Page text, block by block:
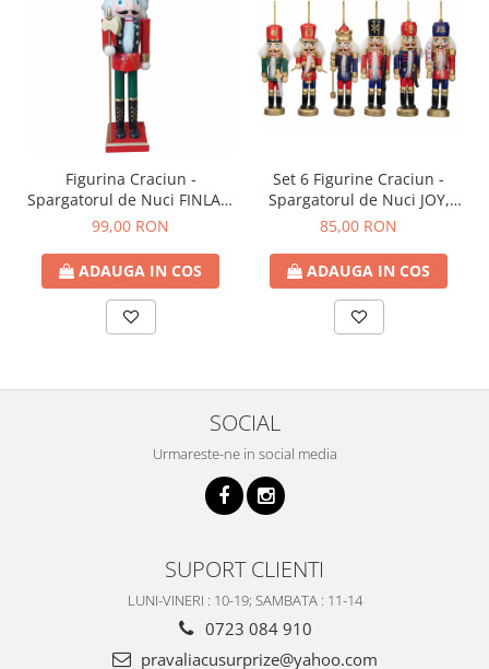
Figurina Craciun -
Spargatorul de Nuci FINLAY,
Rosu/ Verde, 38cm
99,00 RON
ADAUGA IN COS
Set 6 Figurine Craciun -
Spargatorul de Nuci JOY,
12.5cm
85,00 RON
ADAUGA IN COS
SOCIAL
Urmareste-ne in social media
SUPORT CLIENTI
LUNI-VINERI : 10-19; SAMBATA : 11-14
0723 084 910
pravaliacusurprize@yahoo.com